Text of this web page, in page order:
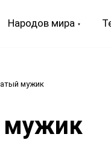
Народов мира
мужик
мужик